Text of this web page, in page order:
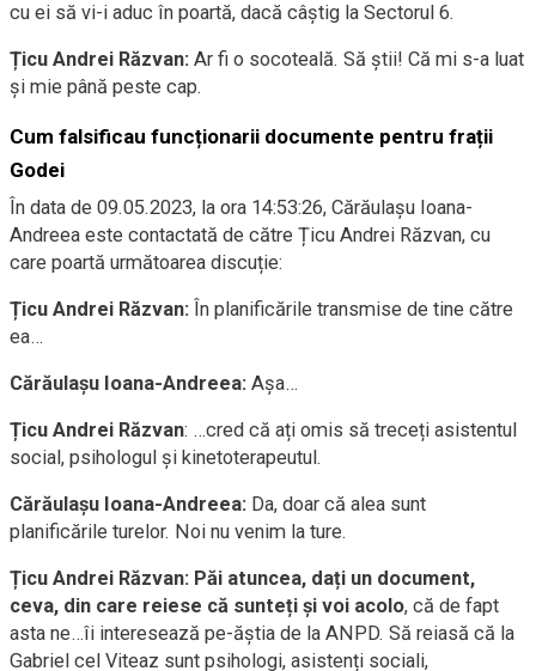
cu ei să vi-i aduc în poartă, dacă câștig la Sectorul 6.
Țicu Andrei Răzvan: Ar fi o socoteală. Să știi! Că mi s-a luat
și mie până peste cap.
Cum falsificau funcționarii documente pentru frații
Godei
În data de 09.05.2023, la ora 14:53:26, Cărăulașu Ioana-
Andreea este contactată de către Țicu Andrei Răzvan, cu
care poartă următoarea discuție:
Țicu Andrei Răzvan: În planificările transmise de tine către
ea…
Cărăulașu Ioana-Andreea: Așa…
Țicu Andrei Răzvan: …cred că ați omis să treceți asistentul
social, psihologul și kinetoterapeutul.
Cărăulașu Ioana-Andreea: Da, doar că alea sunt
planificările turelor. Noi nu venim la ture.
Țicu Andrei Răzvan: Păi atuncea, dați un document,
ceva, din care reiese că sunteți și voi acolo, că de fapt
asta ne…îi interesează pe-ăștia de la ANPD. Să reiasă că la
Gabriel cel Viteaz sunt psihologi, asistenți sociali,